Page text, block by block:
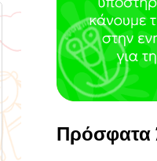
Πρόσφατα